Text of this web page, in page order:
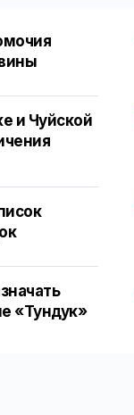
и Чуйской
«Тундук»